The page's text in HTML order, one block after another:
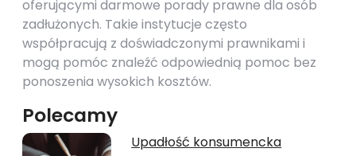
oferującymi darmowe porady prawne dla osób
zadłużonych. Takie instytucje często
współpracują z doświadczonymi prawnikami i
mogą pomóc znaleźć odpowiednią pomoc bez
ponoszenia wysokich kosztów.
Polecamy
Upadłość konsumencka